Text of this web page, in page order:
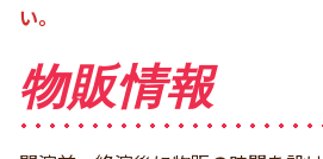
い。
物販情報